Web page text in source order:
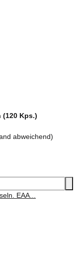
Kps.)
abweichend)